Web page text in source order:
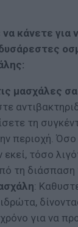
κάνετε για
μασχάλες
τη
περιοχή. Όσο
εκεί, τόσο
τη διάσπαση
:
για να